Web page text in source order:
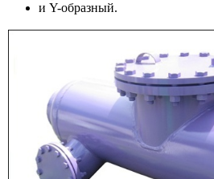
и Y-образный.